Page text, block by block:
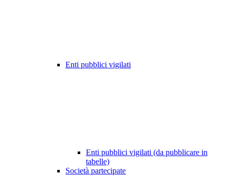
Enti pubblici vigilati
Enti pubblici vigilati (da pubblicare in
tabelle)
Società partecipate